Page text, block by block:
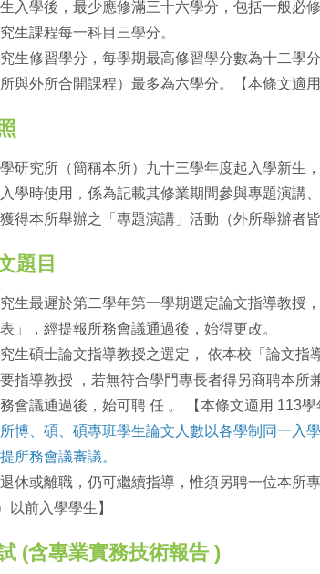
入學後，最少應修滿三十六學分，包括一般必修
生課程每一科目三學分。
生修習學分，每學期最高修習學分數為十二學
與外所合開課程）最多為六學分。【本條文適
研究所（簡稱本所）九十三學年度起入學新生
學時使用，係為記載其修業期間參與專題演講
得本所舉辦之「專題演講」活動（外所舉辦者
題目
生最遲於第二學年第一學期選定論文指導教授
」，經提報所務會議通過後，始得更改。
生碩士論文指導教授之選定， 依本校「論文
指導教授 ，若無符合學門專長者得另商聘本
會議通過後，始可聘 任 。 【本條文適用 113學
博、碩、碩專班學生論文人數以各學制同一入
所務會議審議。
休或離職，仍可繼續指導，惟須另聘一位本所
以前入學學生】
(含專業實務技術報告 )